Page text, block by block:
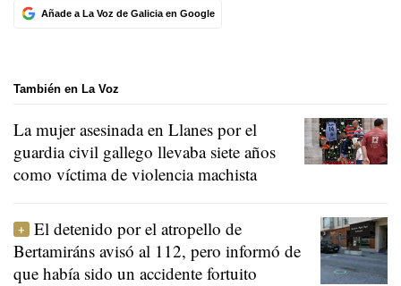
Añade a La Voz de Galicia en Google
También en La Voz
La mujer asesinada en Llanes por el
guardia civil gallego llevaba siete años
como víctima de violencia machista
El detenido por el atropello de
Bertamiráns avisó al 112, pero informó de
que había sido un accidente fortuito